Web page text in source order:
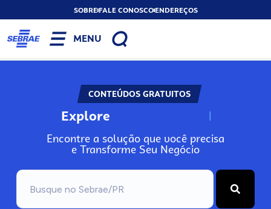
SOBREFALE CONOSCOENDEREÇOS
MENU
CONTEÚDOS GRATUITOS
Explore N
Encontre a solução que você precisa
e Transforme Seu Negócio